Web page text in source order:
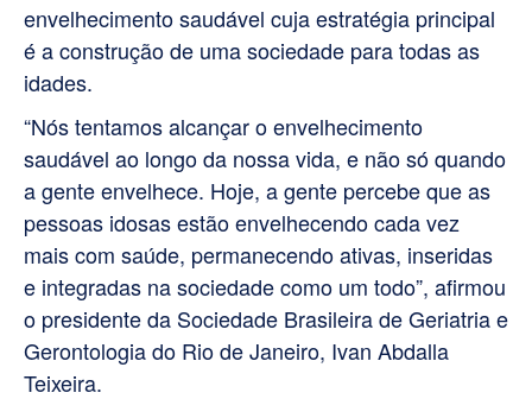
envelhecimento saudável cuja estratégia principal
é a construção de uma sociedade para todas as
idades.
“Nós tentamos alcançar o envelhecimento
saudável ao longo da nossa vida, e não só quando
a gente envelhece. Hoje, a gente percebe que as
pessoas idosas estão envelhecendo cada vez
mais com saúde, permanecendo ativas, inseridas
e integradas na sociedade como um todo”, afirmou
o presidente da Sociedade Brasileira de Geriatria e
Gerontologia do Rio de Janeiro, Ivan Abdalla
Teixeira.